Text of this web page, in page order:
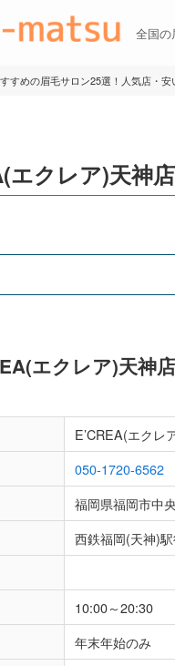
全国
すめの眉毛サロン25選！人気店・安
エクレア)天神店
エクレア)天神
E’CREA(エクレ
050-1720-6562
福岡県福岡市中
西鉄福岡(天神)
10:00～20:30
年末年始のみ